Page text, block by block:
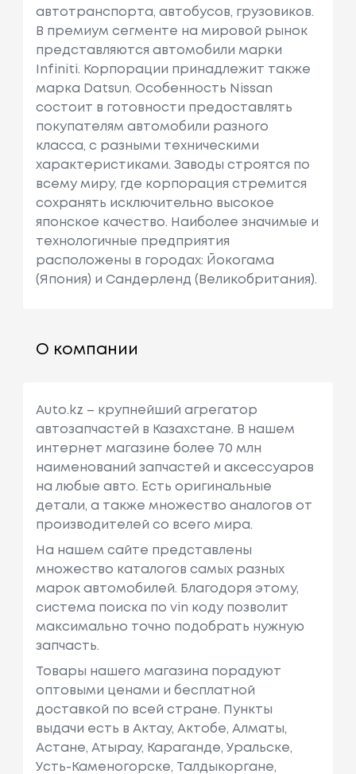
автотранспорта, автобусов, грузовиков.
В премиум сегменте на мировой рынок
представляются автомобили марки
Infiniti. Корпорации принадлежит также
марка Datsun. Особенность Nissan
состоит в готовности предоставлять
покупателям автомобили разного
класса, с разными техническими
характеристиками. Заводы строятся по
всему миру, где корпорация стремится
сохранять исключительно высокое
японское качество. Наиболее значимые и
технологичные предприятия
расположены в городах: Йокогама
(Япония) и Сандерленд (Великобритания).
О компании
Auto.kz – крупнейший агрегатор
автозапчастей в Казахстане. В нашем
интернет магазине более 70 млн
наименований запчастей и аксессуаров
на любые авто. Есть оригинальные
детали, а также множество аналогов от
производителей со всего мира.
На нашем сайте представлены
множество каталогов самых разных
марок автомобилей. Благодоря этому,
система поиска по vin коду позволит
максимально точно подобрать нужную
запчасть.
Товары нашего магазина порадуют
оптовыми ценами и бесплатной
доставкой по всей стране. Пункты
выдачи есть в Актау, Актобе, Алматы,
Астане, Атырау, Караганде, Уральске,
Усть-Каменогорске, Талдыкоргане,